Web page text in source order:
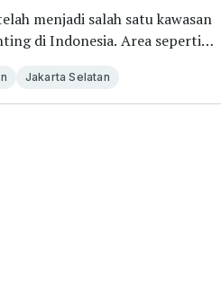
menjadi salah satu kawasan
di Indonesia. Area seperti
Jakarta Selatan